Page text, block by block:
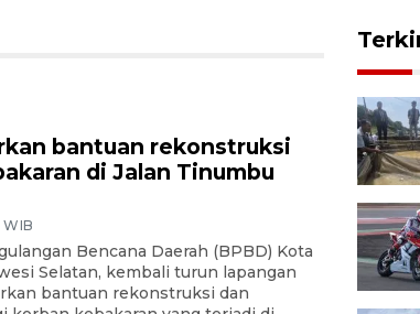
bantuan rekonstruksi
di Jalan Tinumbu
WIB
Bencana Daerah (BPBD) Kota
Selatan, kembali turun lapangan
bantuan rekonstruksi dan